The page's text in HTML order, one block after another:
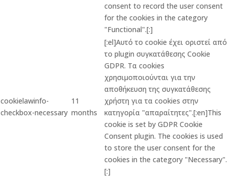
consent to record the user consent
for the cookies in the category
"Functional".[:]
cookielawinfo-
checkbox-necessary
11
months
[:el]Αυτό το cookie έχει οριστεί από
το plugin συγκατάθεσης Cookie
GDPR. Τα cookies
χρησιμοποιούνται για την
αποθήκευση της συγκατάθεσης
χρήστη για τα cookies στην
κατηγορία "απαραίτητες".[:en]This
cookie is set by GDPR Cookie
Consent plugin. The cookies is used
to store the user consent for the
cookies in the category "Necessary".
[:]